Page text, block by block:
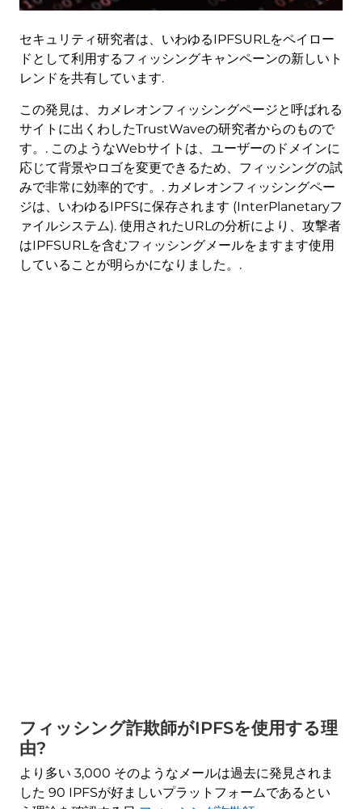
セキュリティ研究者は、いわゆるIPFSURLをペイロー
ドとして利用するフィッシングキャンペーンの新しいト
レンドを共有しています.
この発見は、カメレオンフィッシングページと呼ばれる
サイトに出くわしたTrustWaveの研究者からのもので
す。. このようなWebサイトは、ユーザーのドメインに
応じて背景やロゴを変更できるため、フィッシングの試
みで非常に効率的です。. カメレオンフィッシングペー
ジは、いわゆるIPFSに保存されます (InterPlanetaryフ
ァイルシステム). 使用されたURLの分析により、攻撃者
はIPFSURLを含むフィッシングメールをますます使用
していることが明らかになりました。.
フィッシング詐欺師がIPFSを使用する理
由?
より多い 3,000 そのようなメールは過去に発見されま
した 90 IPFSが好ましいプラットフォームであるとい